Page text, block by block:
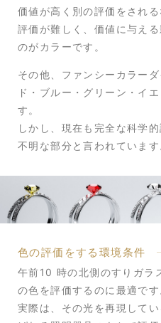
価値が高く別の評価をされ
評価が難しく、価値に与え
のがカラーです。
その他、ファンシーカラー
ド・ブルー・グリーン・イ
す。
しかし、現在も完全な科学
不明な部分と言われています
色の評価をする環境条件
午前10 時の北側のすりガラ
の色を評価するのに最適です
実際は、その光を再現して